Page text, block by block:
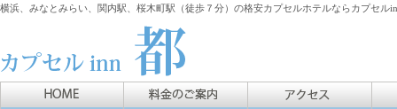
横浜、みなとみらい、関内駅、桜木町駅（徒歩７分）の格安カプセルホテルならカプセル